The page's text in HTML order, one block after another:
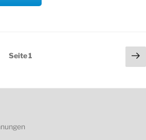
Seite1